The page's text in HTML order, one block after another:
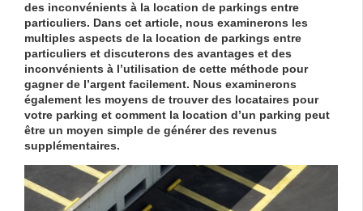
des inconvénients à la location de parkings entre
particuliers. Dans cet article, nous examinerons les
multiples aspects de la location de parkings entre
particuliers et discuterons des avantages et des
inconvénients à l’utilisation de cette méthode pour
gagner de l’argent facilement. Nous examinerons
également les moyens de trouver des locataires pour
votre parking et comment la location d’un parking peut
être un moyen simple de générer des revenus
supplémentaires.